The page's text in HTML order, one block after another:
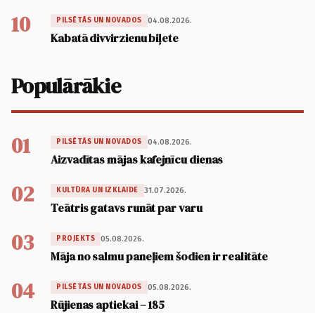
10 PILSĒTĀS UN NOVADOS 04.08.2026.
Kabatā divvirzienu biļete
Populārākie
01 PILSĒTĀS UN NOVADOS 04.08.2026.
Aizvadītas mājas kafejnīcu dienas
02 KULTŪRA UN IZKLAIDE 31.07.2026.
Teātris gatavs runāt par varu
03 PROJEKTS 05.08.2026.
Māja no salmu paneļiem šodien ir realitāte
04 PILSĒTĀS UN NOVADOS 05.08.2026.
Rūjienas aptiekai – 185